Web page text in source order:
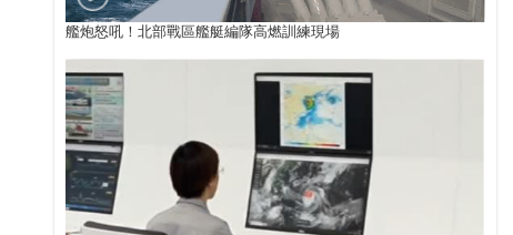
艦炮怒吼！北部戰區艦艇編隊高燃訓練現場